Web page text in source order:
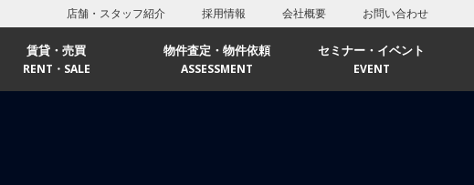
店舗・スタッフ紹介 採用情報 会社概要 お問い合わせ
賃貸・売買
RENT・SALE
物件査定・物件依頼
ASSESSMENT
セミナー・イベント
EVENT